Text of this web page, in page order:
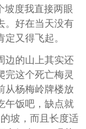
坡度我直接两眼
。好在当天没有
又得飞起。
边的山上其实还
完这个死亡梅灵
从杨梅岭牌楼放
午饭吧，缺点就
坡，而且长度适